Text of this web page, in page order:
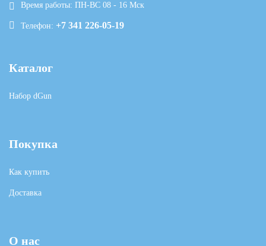
Время работы: ПН-ВС 08 - 16 Мск
Телефон: +7 341 226-05-19
Каталог
Набор dGun
Покупка
Как купить
Доставка
О нас